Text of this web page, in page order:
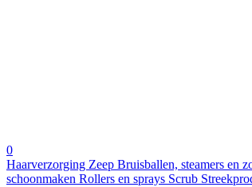
0
Haarverzorging Zeep Bruisballen, steamers en
schoonmaken Rollers en sprays Scrub